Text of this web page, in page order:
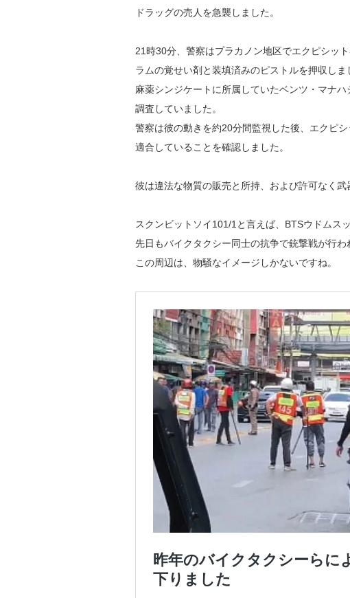
ドラッグの売人を急襲しました。
21時30分、警察はプラカノン地区でエクピシッ
ラムの覚せい剤と装填済みのピストルを押収しま
麻薬シンジケートに所属していたベンツ・マナ
調査していました。
警察は彼の動きを約20分間監視した後、エクピ
適合していることを確認しました。
彼は違法な物質の販売と所持、および許可なく武
スクンビットソイ101/1と言えば、BTSウドムス
先日もバイクタクシー同士の抗争で銃撃戦が行
この周辺は、物騒なイメージしかないですね。